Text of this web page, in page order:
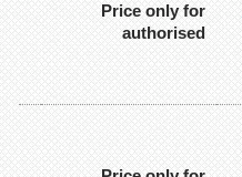
Price only for
authorised